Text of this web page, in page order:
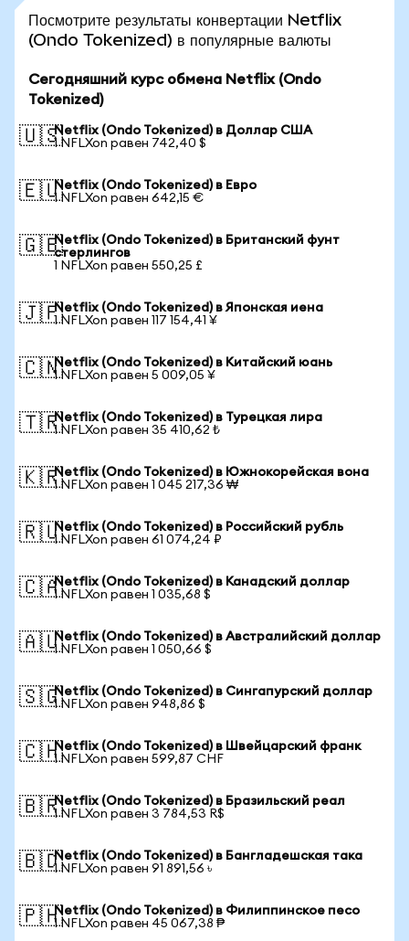
Посмотрите результаты конвертации Netflix
(Ondo Tokenized) в популярные валюты
Сегодняшний курс обмена Netflix (Ondo
Tokenized)
🇺🇸Netflix (Ondo Tokenized) в Доллар США
1 NFLXon равен 742,40 $
🇪🇺Netflix (Ondo Tokenized) в Евро
1 NFLXon равен 642,15 €
🇬🇧Netflix (Ondo Tokenized) в Британский фунт
стерлингов
1 NFLXon равен 550,25 £
🇯🇵Netflix (Ondo Tokenized) в Японская иена
1 NFLXon равен 117 154,41 ¥
🇨🇳Netflix (Ondo Tokenized) в Китайский юань
1 NFLXon равен 5 009,05 ¥
🇹🇷Netflix (Ondo Tokenized) в Турецкая лира
1 NFLXon равен 35 410,62 ₺
🇰🇷Netflix (Ondo Tokenized) в Южнокорейская вона
1 NFLXon равен 1 045 217,36 ₩
🇷🇺Netflix (Ondo Tokenized) в Российский рубль
1 NFLXon равен 61 074,24 ₽
🇨🇦Netflix (Ondo Tokenized) в Канадский доллар
1 NFLXon равен 1 035,68 $
🇦🇺Netflix (Ondo Tokenized) в Австралийский доллар
1 NFLXon равен 1 050,66 $
🇸🇬Netflix (Ondo Tokenized) в Сингапурский доллар
1 NFLXon равен 948,86 $
🇨🇭Netflix (Ondo Tokenized) в Швейцарский франк
1 NFLXon равен 599,87 CHF
🇧🇷Netflix (Ondo Tokenized) в Бразильский реал
1 NFLXon равен 3 784,53 R$
🇧🇩Netflix (Ondo Tokenized) в Бангладешская така
1 NFLXon равен 91 891,56 ৳
🇵🇭Netflix (Ondo Tokenized) в Филиппинское песо
1 NFLXon равен 45 067,38 ₱